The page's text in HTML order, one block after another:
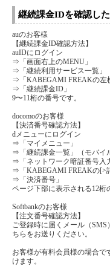
継続課金IDを確認し
auのお客様
【継続課金ID確認方法】
auIDにログイン
⇒「画面右上のMENU」
⇒「継続利用サービス一覧」
⇒「KABEGAMI FREAKの左
⇒「継続課金ID」
9〜11桁の番号です。
docomoのお客様
【決済番号確認方法】
dメニューにログイン
⇒「マイメニュー」
⇒「継続課金一覧」（モバイ
⇒「ネットワーク暗証番号入
⇒「KABEGAMI FREAKの[>
⇒「決済番号」
ページ下部に表示される12桁
Softbankのお客様
【注文番号確認方法】
ご登録時に届くメール（
ちらをお送りください。
お客様が有料会員様の場合
けます。